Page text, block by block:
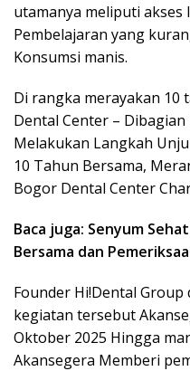
utamanya meliputi akses
Pembelajaran yang
Konsumsi manis.
Di rangka merayakan 10
Dental Center –
Melakukan Langkah
10 Tahun Bersama,
Bogor Dental Center
Baca juga: Senyum
Bersama dan
Founder Hi!Dental
kegiatan tersebut
Oktober 2025 Hingga
Akansegera Memberi